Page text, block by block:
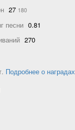
27 180
песни 0.81
270
Подробнее о наградах